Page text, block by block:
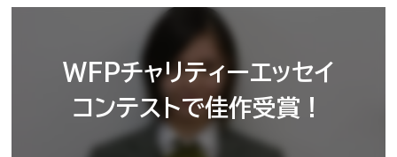
WFPチャリティーエッセイ
コンテストで佳作受賞！